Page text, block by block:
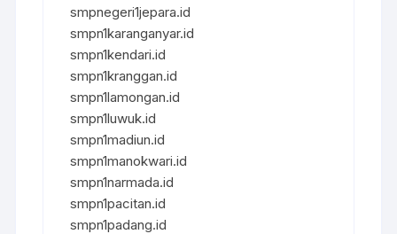
smpnegeri1jepara.id
smpn1karanganyar.id
smpn1kendari.id
smpn1kranggan.id
smpn1lamongan.id
smpn1luwuk.id
smpn1madiun.id
smpn1manokwari.id
smpn1narmada.id
smpn1pacitan.id
smpn1padang.id